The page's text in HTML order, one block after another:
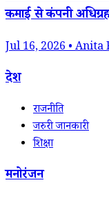
कमाई से कंपनी
Jul 16, 2026 • Anita
देश
राजनीति
जरुरी जानकारी
शिक्षा
मनोरंजन